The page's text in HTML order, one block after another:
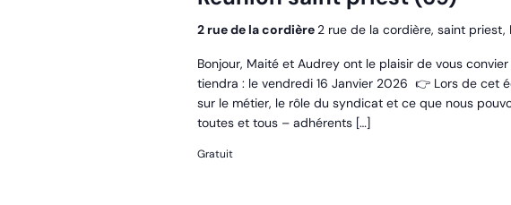
2 rue de la cordière 2 rue de la cordière, saint priest,
Bonjour, Maité et Audrey ont le plaisir de vous
tiendra : le vendredi 16 Janvier 2026 👉 Lors de cet
sur le métier, le rôle du syndicat et ce que nous
toutes et tous – adhérents […]
Gratuit